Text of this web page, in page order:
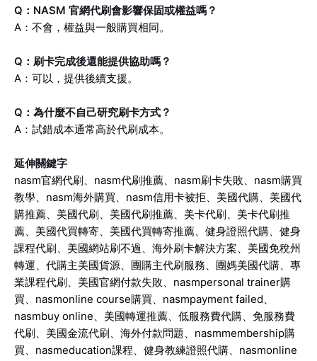
Q：NASM 官網代刷會影響保固或權益嗎？
A：不會，權益與一般購買相同。
Q：刷卡完成後還能提供協助嗎？
A：可以，提供後續支援。
Q：為什麼不自己研究刷卡方式？
A：試錯成本通常高於代刷成本。
延伸關鍵字
nasm官網代刷、nasm代刷推薦、nasm刷卡失敗、nasm購買
教學、nasm海外購買、nasm信用卡被拒、美國代購、美國代
購推薦、美國代刷、美國代刷推薦、美卡代刷、美卡代刷推
薦、美國代買轉寄、美國代買轉寄推薦、健身證照代購、健身
課程代刷、美國網站刷不過、海外刷卡解決方案、美國免稅州
轉運、代購主美國貨源、團購主代刷服務、團媽美國代購、專
業課程代刷、美國官網付款失敗、nasmpersonal trainer購
買、nasmonline course購買、nasmpayment failed、
nasmbuy online、美國轉運推薦、低服務費代購、免服務費
代刷、美國金流代刷、海外付款問題、nasmmembership購
買、nasmeducation課程、健身教練證照代購、nasmonline